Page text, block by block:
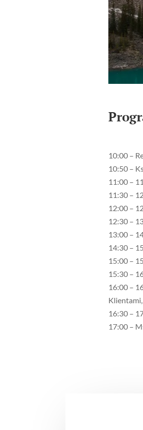
10:00 –
10:50 –
11:00 –
11:30 –
12:00 –
12:30 –
13:00 –
14:30 –
15:00 –
15:30 –
16:00 –
16:30 –
17:00 –